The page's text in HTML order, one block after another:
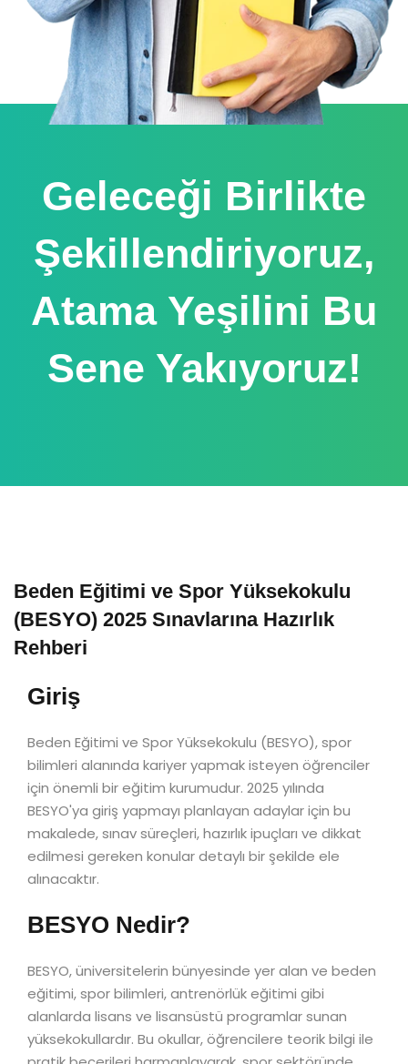
Geleceği Birlikte
Şekillendiriyoruz,
Atama Yeşilini Bu
Sene Yakıyoruz!
Beden Eğitimi ve Spor Yüksekokulu
(BESYO) 2025 Sınavlarına Hazırlık
Rehberi
Giriş
Beden Eğitimi ve Spor Yüksekokulu (BESYO), spor
bilimleri alanında kariyer yapmak isteyen öğrenciler
için önemli bir eğitim kurumudur. 2025 yılında
BESYO'ya giriş yapmayı planlayan adaylar için bu
makalede, sınav süreçleri, hazırlık ipuçları ve dikkat
edilmesi gereken konular detaylı bir şekilde ele
alınacaktır.
BESYO Nedir?
BESYO, üniversitelerin bünyesinde yer alan ve beden
eğitimi, spor bilimleri, antrenörlük eğitimi gibi
alanlarda lisans ve lisansüstü programlar sunan
yüksekokullardır. Bu okullar, öğrencilere teorik bilgi ile